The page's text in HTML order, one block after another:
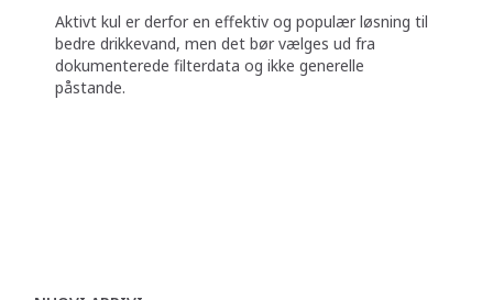
Aktivt kul er derfor en effektiv og populær løsning til
bedre drikkevand, men det bør vælges ud fra
dokumenterede filterdata og ikke generelle
påstande.